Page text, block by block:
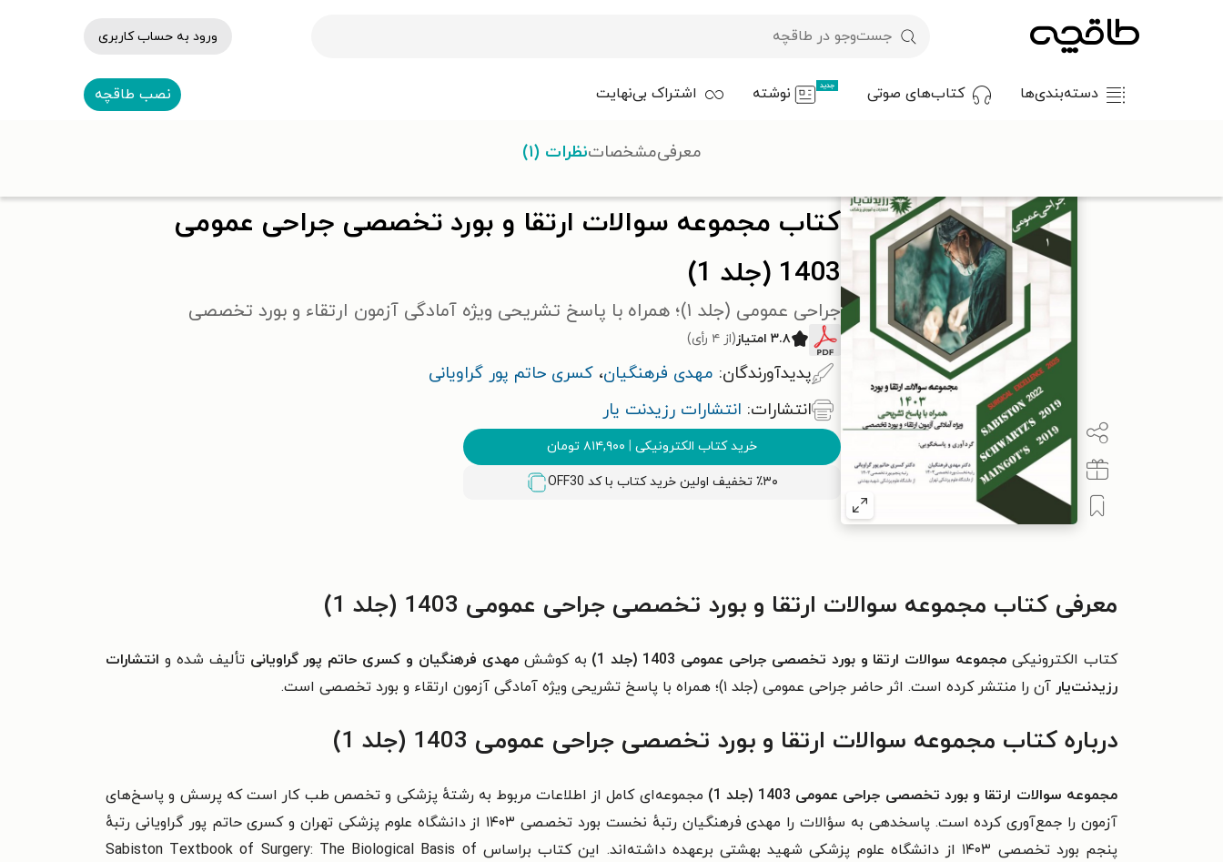
ورود به حساب کاربری
دسته‌بندی‌ها کتاب‌های صوتی جدید نوشته اشتراک بی‌نهایت نصب طاقچه
کتاب مجموعه سوالات ارتقا و بورد تخصصی جراحی عمومی ۱۴۰۳ (جلد ۱)
کتاب مجموعه سوالات ارتقا و بورد تخصصی جراحی عمومی
1403 (جلد 1)
جراحی عمومی (جلد ۱)؛ همراه با پاسخ تشریحی ویژه آمادگی آزمون ارتقاء و بورد تخصصی
۳.۸ امتیاز (از ۴ رأی)
پدیدآورندگان: مهدی فرهنگیان، کسری حاتم پور گراویانی
انتشارات: انتشارات رزیدنت یار
خرید کتاب الکترونیکی ۸۱۴,۹۰۰ تومان
٪۳۰ تخفیف اولین خرید کتاب با کد OFF30
معرفیمشخصاتنظرات (۱)
معرفی کتاب مجموعه سوالات ارتقا و بورد تخصصی جراحی عمومی 1403 (جلد 1)
کتاب الکترونیکی مجموعه سوالات ارتقا و بورد تخصصی جراحی عمومی 1403 (جلد 1) به کوششمهدی فرهنگیان و کسری حاتم پور گراویانی تألیف شده و انتشارات
رزیدنت‌یار آن را منتشر کرده است. اثر حاضر جراحی عمومی (جلد ۱)؛ همراه با پاسخ تشریحی ویژه آمادگی آزمون ارتقاء و بورد تخصصی است.
درباره کتاب مجموعه سوالات ارتقا و بورد تخصصی جراحی عمومی 1403 (جلد 1)
مجموعه سوالات ارتقا و بورد تخصصی جراحی عمومی 1403 (جلد 1)
مجموعه‌ای کامل از اطلاعات مربوط به رشتهٔ پزشکی و تخصص طب کار است که پرسش و پاسخ‌های
آزمون را جمع‌آوری کرده است. پاسخدهی به سؤالات را مهدی فرهنگیان رتبهٔ نخست بورد تخصصی ۱۴۰۳ از دانشگاه علوم پزشکی تهران و کسری حاتم پور گراویانی رتبهٔ
پنجم بورد تخصصی ۱۴۰۳ از دانشگاه علوم پزشکی شهید بهشتی برعهده داشته‌اند. این کتاب براساس Sabiston Textbook of Surgery: The Biological Basis of